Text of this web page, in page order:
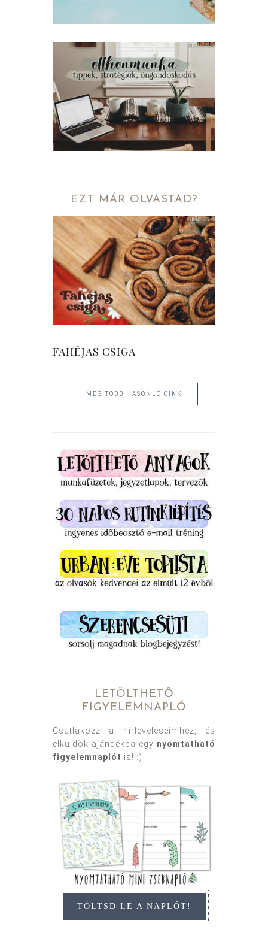
EZT MÁR OLVASTAD?
FAHÉJAS CSIGA
MÉG TÖBB HASONLÓ CIKK
LETÖLTHETŐ
FIGYELEMNAPLÓ
Csatlakozz a hírleveleseimhez, és
elküldök ajándékba egy nyomtatható
figyelemnaplót is! :)
TÖLTSD LE A NAPLÓT!